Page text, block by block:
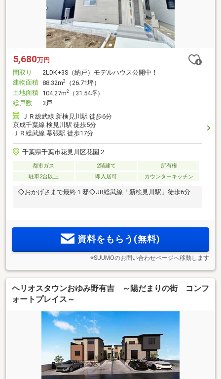
5,680万円
間取り
2LDK+3S（納戸）モデルハウス公開中！
建物面積 88.32m2
（26.71坪）
土地面積 104.27m2
（31.54坪）
総戸数
3戸
ＪＲ総武線 新検見川駅 徒歩6分
京成千葉線 検見川駅 徒歩5分
ＪＲ総武線 幕張駅 徒歩17分
千葉県千葉市花見川区花園２
都市ガス 2階建て
所有権
駐車2台以上
即入居可 カウンターキッチン
◇おかげさまで最終１邸◇JR総武線「新検見川駅」徒歩6分
資料をもらう(無料)
※SUUMOのお問い合わせページへ移動します
ヘリオスタウンおゆみ野有吉 ～陽だまりの街 コンフ
ォートプレイス～